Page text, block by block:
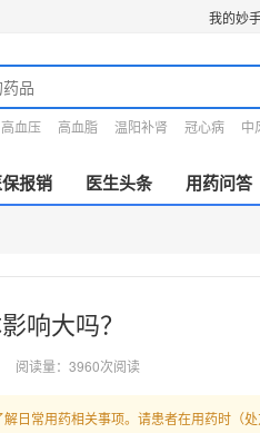
我的妙
高血压 高血脂 温阳补肾 冠心病 中
报销 医生头条 用药问答
响大吗？
阅读量：3960次阅读
日常用药相关事项。请患者在用药时（